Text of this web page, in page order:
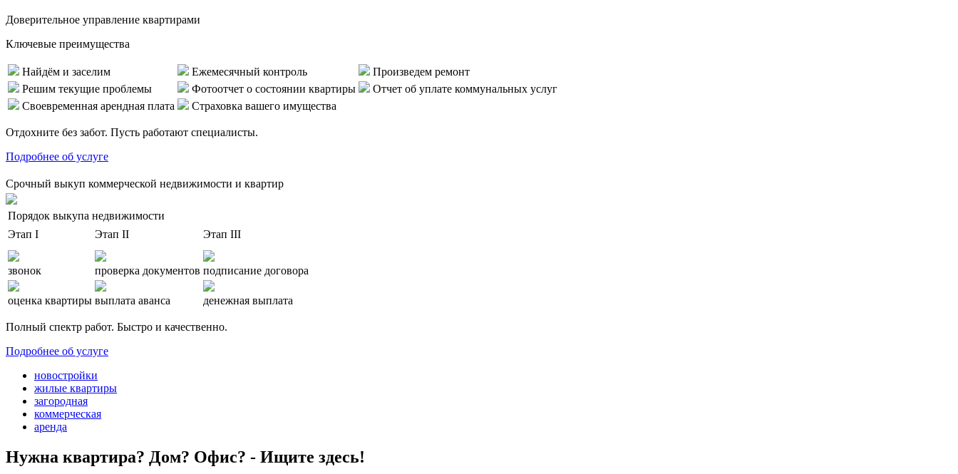
Доверительное управление квартирами
Ключевые преимущества
Найдём и заселим Ежемесячный контроль
Произведем ремонт
Решим текущие проблемы
Фотоотчет о состоянии квартиры
Отчет об уплате коммунальных услуг
Своевременная арендная плата
Страховка вашего имущества
Отдохните без забот. Пусть работают специалисты.
Подробнее об услуге
Срочный выкуп коммерческой недвижимости и квартир
Порядок выкупа недвижимости
Этап I
Этап II Этап III
звонок проверка документов подписание договора
оценка квартиры выплата аванса денежная выплата
Полный спектр работ. Быстро и качественно.
Подробнее об услуге
новостройки
жилые квартиры
загородная
коммерческая
аренда
Нужна квартира? Дом? Офис? - Ищите здесь!